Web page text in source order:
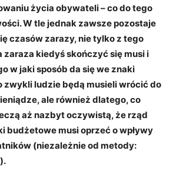
życia obywateli – co do tego
W tle jednak zawsze pozostaje
czasów zarazy, nie tylko z tego
zaraza kiedyś skończyć się musi i
w jaki sposób da się we znaki
zwykli ludzie będą musieli wrócić do
ale również dlatego, co
aż nazbyt oczywistą, że rząd
budżetowe musi oprzeć o wpływy
(niezależnie od metody: